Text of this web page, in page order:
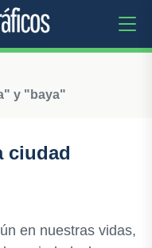
y "baya"
ciudad
en nuestras vidas,